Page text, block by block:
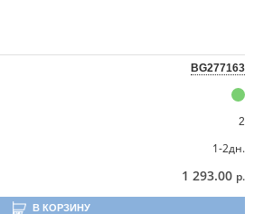
BG277163
2
1-2дн.
1 293.00 р.
В КОРЗИНУ